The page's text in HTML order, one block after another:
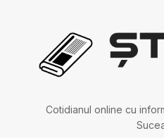
Cotidianul online cu